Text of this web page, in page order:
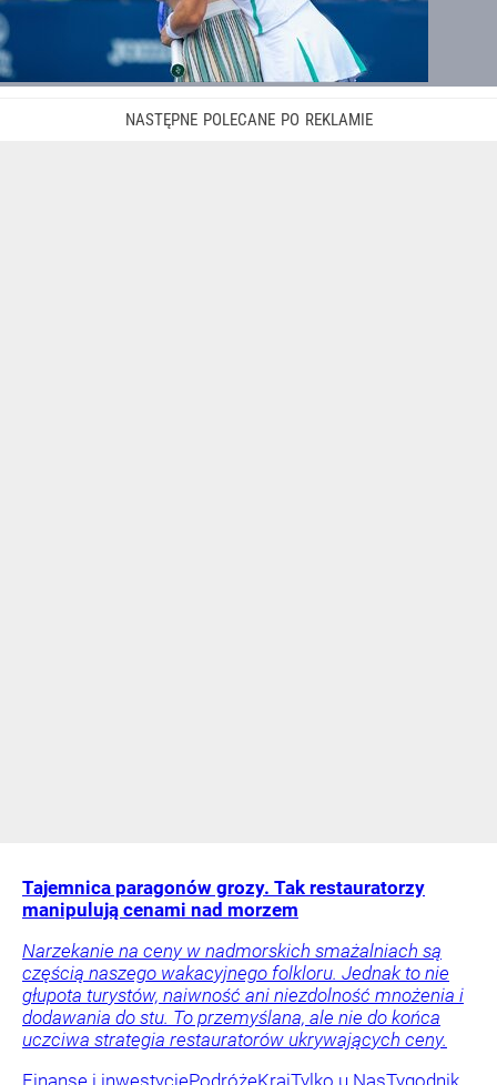
Tajemnica paragonów grozy. Tak restauratorzy
manipulują cenami nad morzem
Narzekanie na ceny w nadmorskich smażalniach są
częścią naszego wakacyjnego folkloru. Jednak to nie
głupota turystów, naiwność ani niezdolność mnożenia i
dodawania do stu. To przemyślana, ale nie do końca
uczciwa strategia restauratorów ukrywających ceny.